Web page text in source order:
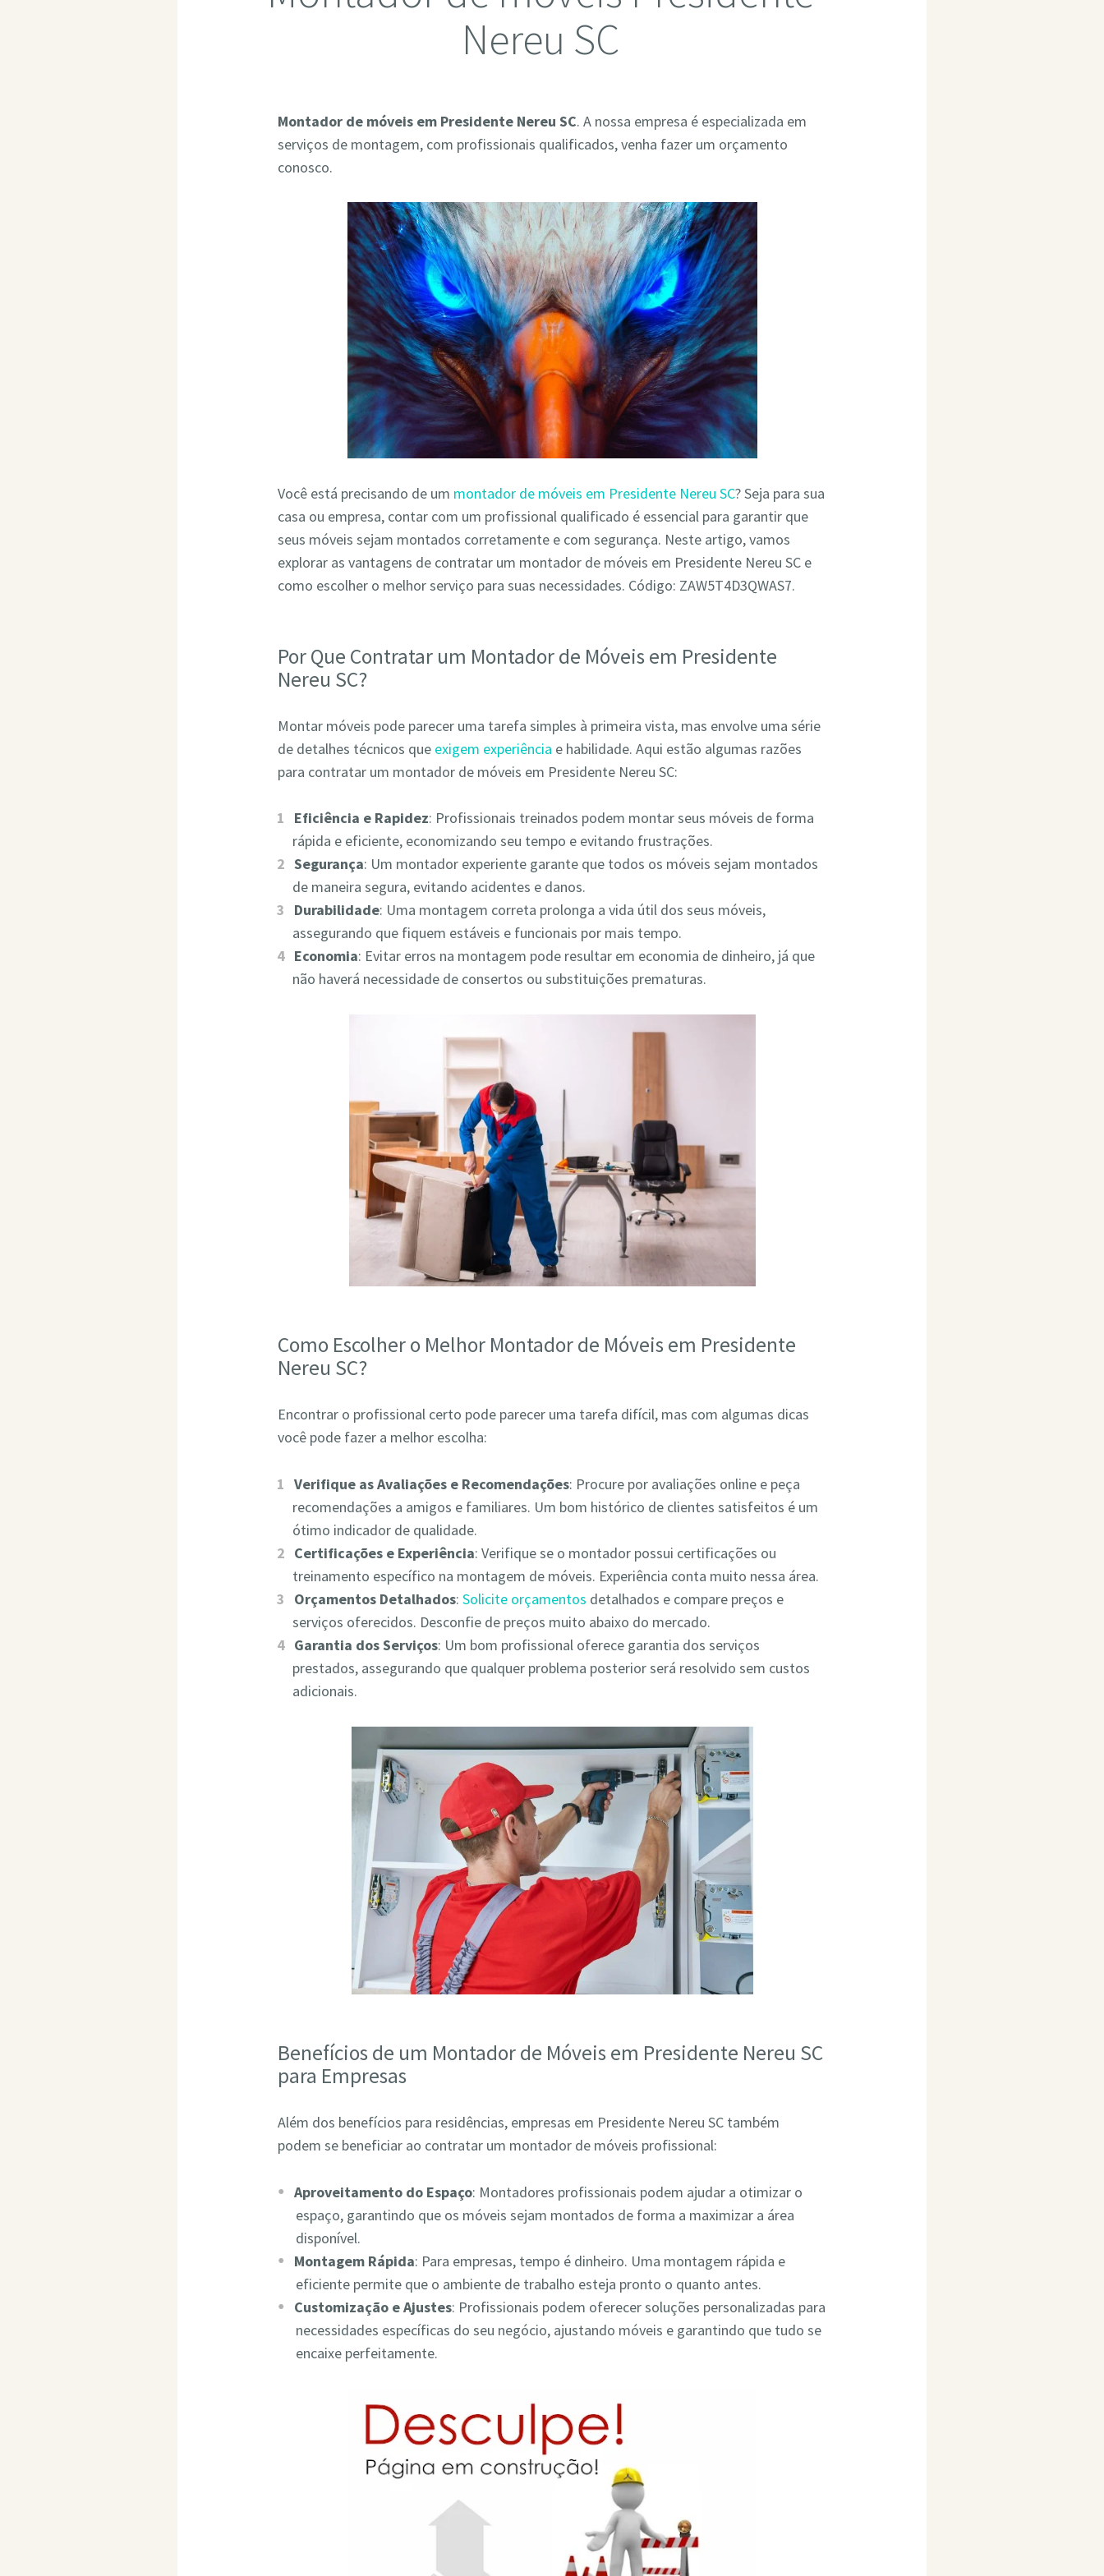
Nereu SC
Montador de móveis em Presidente Nereu SC. A nossa empresa é especializada em
serviços de montagem, com profissionais qualificados, venha fazer um orçamento
conosco.
Você está precisando de um montador de móveis em Presidente Nereu SC? Seja para sua
casa ou empresa, contar com um profissional qualificado é essencial para garantir que
seus móveis sejam montados corretamente e com segurança. Neste artigo, vamos
explorar as vantagens de contratar um montador de móveis em Presidente Nereu SC e
como escolher o melhor serviço para suas necessidades. Código: ZAW5T4D3QWAS7.
Por Que Contratar um Montador de Móveis em Presidente
Nereu SC?
Montar móveis pode parecer uma tarefa simples à primeira vista, mas envolve uma série
de detalhes técnicos que exigem experiência e habilidade. Aqui estão algumas razões
para contratar um montador de móveis em Presidente Nereu SC:
Eficiência e Rapidez: Profissionais treinados podem montar seus móveis de forma
rápida e eficiente, economizando seu tempo e evitando frustrações.
Segurança: Um montador experiente garante que todos os móveis sejam montados
de maneira segura, evitando acidentes e danos.
Durabilidade: Uma montagem correta prolonga a vida útil dos seus móveis,
assegurando que fiquem estáveis e funcionais por mais tempo.
Economia: Evitar erros na montagem pode resultar em economia de dinheiro, já que
não haverá necessidade de consertos ou substituições prematuras.
Como Escolher o Melhor Montador de Móveis em Presidente
Nereu SC?
Encontrar o profissional certo pode parecer uma tarefa difícil, mas com algumas dicas
você pode fazer a melhor escolha:
Verifique as Avaliações e Recomendações: Procure por avaliações online e peça
recomendações a amigos e familiares. Um bom histórico de clientes satisfeitos é um
ótimo indicador de qualidade.
Certificações e Experiência: Verifique se o montador possui certificações ou
treinamento específico na montagem de móveis. Experiência conta muito nessa área.
Orçamentos Detalhados:Solicite orçamentos detalhados e compare preços e
serviços oferecidos. Desconfie de preços muito abaixo do mercado.
Garantia dos Serviços: Um bom profissional oferece garantia dos serviços
prestados, assegurando que qualquer problema posterior será resolvido sem custos
adicionais.
Benefícios de um Montador de Móveis em Presidente Nereu SC
para Empresas
Além dos benefícios para residências, empresas em Presidente Nereu SC também
podem se beneficiar ao contratar um montador de móveis profissional:
Aproveitamento do Espaço: Montadores profissionais podem ajudar a otimizar o
espaço, garantindo que os móveis sejam montados de forma a maximizar a área
disponível.
Montagem Rápida: Para empresas, tempo é dinheiro. Uma montagem rápida e
eficiente permite que o ambiente de trabalho esteja pronto o quanto antes.
Customização e Ajustes: Profissionais podem oferecer soluções personalizadas para
necessidades específicas do seu negócio, ajustando móveis e garantindo que tudo se
encaixe perfeitamente.